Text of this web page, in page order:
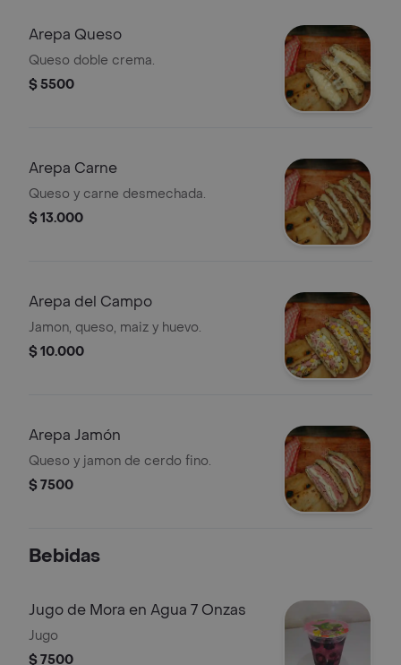
Arepa Queso
Queso doble crema.
$ 5500
Arepa Carne
Queso y carne desmechada.
$ 13.000
Arepa del Campo
Jamon, queso, maiz y huevo.
$ 10.000
Arepa Jamón
Queso y jamon de cerdo fino.
$ 7500
Bebidas
Jugo de Mora en Agua 7 Onzas
Jugo
$ 7500